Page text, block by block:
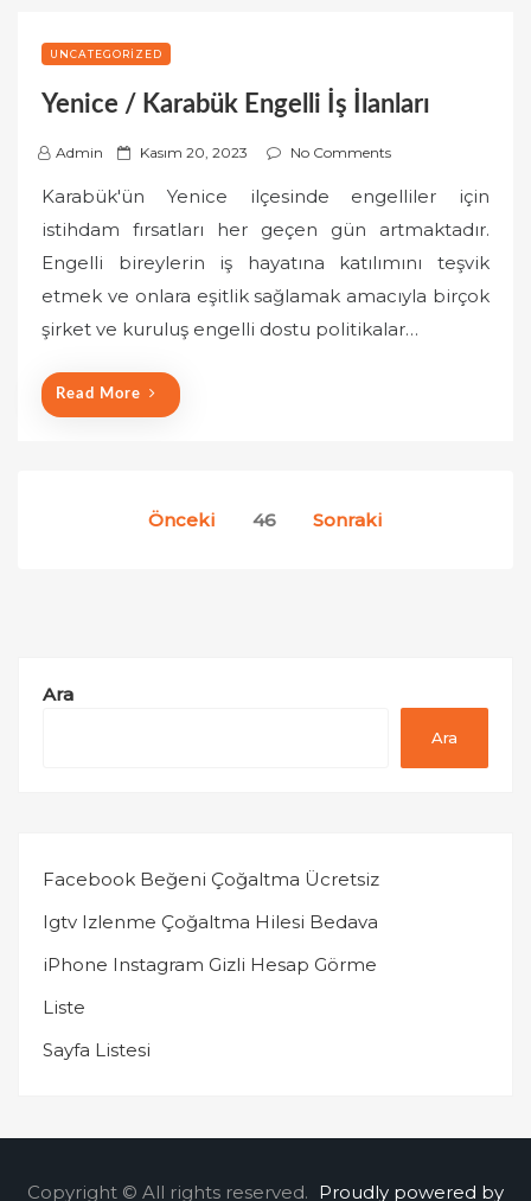
UNCATEGORIZED
Yenice / Karabük Engelli İş İlanları
Admin
P
s
t
e
d
Kasım 20, 2023 No Comments
Karabük'ün Yenice ilçesinde engelliler için
istihdam fırsatları her geçen gün artmaktadır.
Engelli bireylerin iş hayatına katılımını teşvik
etmek ve onlara eşitlik sağlamak amacıyla birçok
şirket ve kuruluş engelli dostu politikalar…
Read More
Önceki 46 Sonraki
Ara
Ara
Facebook Beğeni Çoğaltma Ücretsiz
Igtv Izlenme Çoğaltma Hilesi Bedava
iPhone Instagram Gizli Hesap Görme
Liste
Sayfa Listesi
Copyright © All rights reserved. Proudly powered by